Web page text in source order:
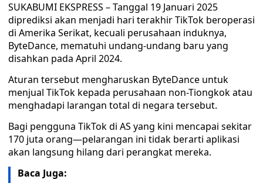
SUKABUMI EKSPRESS – Tanggal 19 Januari 2025
diprediksi akan menjadi hari terakhir TikTok beroperasi
di Amerika Serikat, kecuali perusahaan induknya,
ByteDance, mematuhi undang-undang baru yang
disahkan pada April 2024.
Aturan tersebut mengharuskan ByteDance untuk
menjual TikTok kepada perusahaan non-Tiongkok atau
menghadapi larangan total di negara tersebut.
Bagi pengguna TikTok di AS yang kini mencapai sekitar
170 juta orang—pelarangan ini tidak berarti aplikasi
akan langsung hilang dari perangkat mereka.
Baca Juga: